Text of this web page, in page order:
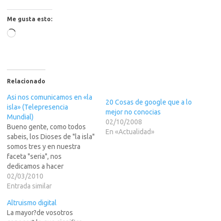
Me gusta esto:
Cargando...
Relacionado
Asi nos comunicamos en «la
isla» (Telepresencia
Mundial)
Bueno gente, como todos
sabeis, los Dioses de "la isla"
somos tres y en nuestra
faceta "seria", nos
dedicamos a hacer
proyectos avanzados de
Internet, como el RPX LOGIN
ya lo vereis- y cosas
parecidas. Mi idea es
02/03/2010
Entrada similar
20 Cosas de google que a lo
mejor no conocias
02/10/2008
En «Actualidad»
Altruismo digital
La mayor?de vosotros